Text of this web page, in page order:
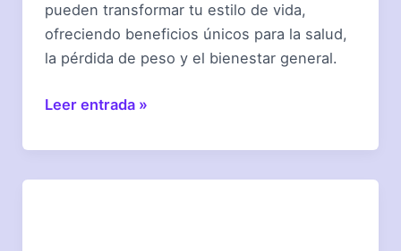
pueden transformar tu estilo de vida,
ofreciendo beneficios únicos para la salud,
la pérdida de peso y el bienestar general.
Descubre
bebidas
funcionales
Leer entrada »